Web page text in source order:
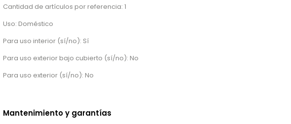
Cantidad de artículos por referencia: 1
Uso: Doméstico
Para uso interior (sí/no): Sí
Para uso exterior bajo cubierto (sí/no): No
Para uso exterior (sí/no): No
Mantenimiento y garantías